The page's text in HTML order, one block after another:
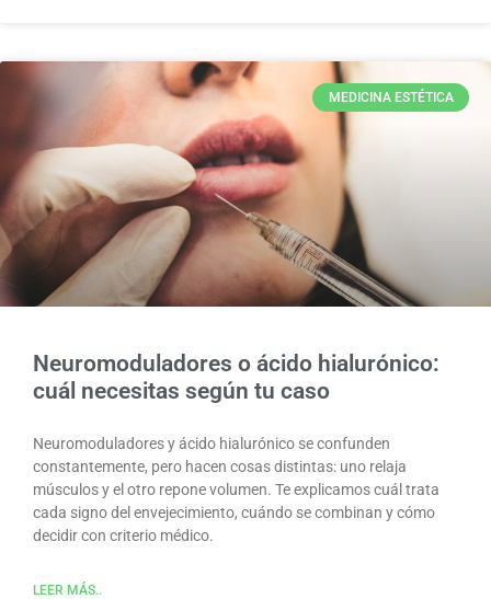
MEDICINA ESTÉTICA
Neuromoduladores o ácido hialurónico:
cuál necesitas según tu caso
Neuromoduladores y ácido hialurónico se confunden
constantemente, pero hacen cosas distintas: uno relaja
músculos y el otro repone volumen. Te explicamos cuál trata
cada signo del envejecimiento, cuándo se combinan y cómo
decidir con criterio médico.
LEER MÁS..